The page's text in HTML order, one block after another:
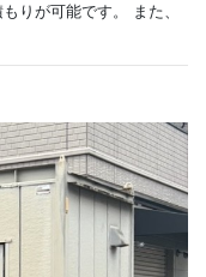
りが可能です。 また、